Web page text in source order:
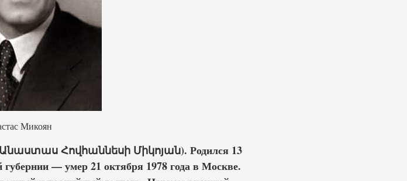
Անաստաս Հովհաննեսի Միկոյան). Родился 13
— умер 21 октября 1978 года в Москве.